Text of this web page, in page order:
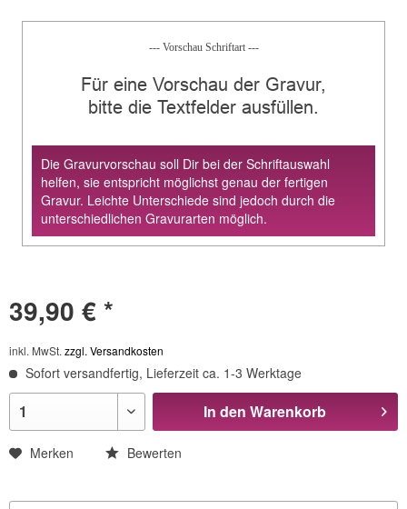
--- Vorschau Schriftart ---
Für eine Vorschau der Gravur,
bitte die Textfelder ausfüllen.
Die Gravurvorschau soll Dir bei der Schriftauswahl
helfen, sie entspricht möglichst genau der fertigen
Gravur. Leichte Unterschiede sind jedoch durch die
unterschiedlichen Gravurarten möglich.
39,90 € *
inkl. MwSt.zzgl. Versandkosten
Sofort versandfertig, Lieferzeit ca. 1-3 Werktage
In den Warenkorb
Merken Bewerten